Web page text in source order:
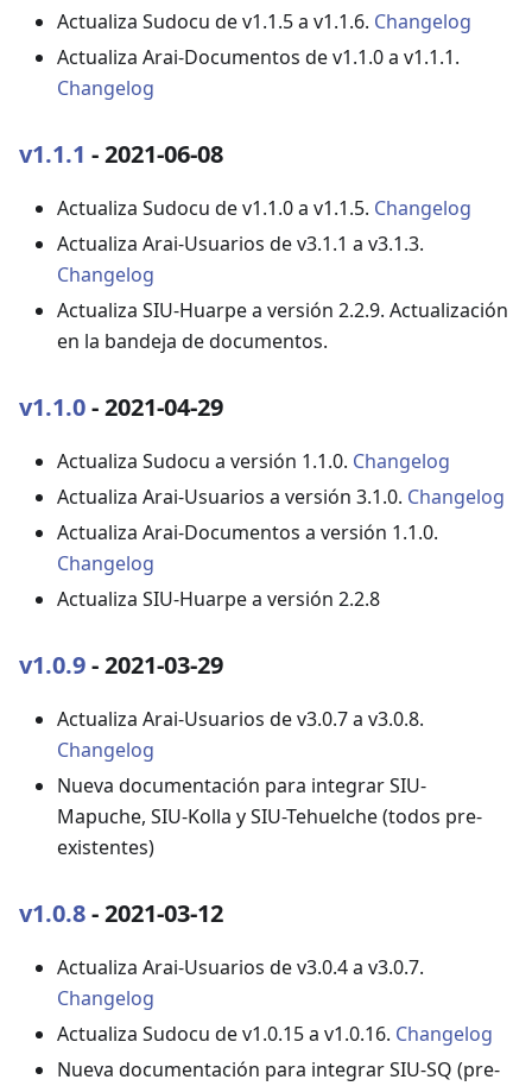
Actualiza Sudocu de v1.1.5 a v1.1.6. Changelog
Actualiza Arai-Documentos de v1.1.0 a v1.1.1.
Changelog
v1.1.1 - 2021-06-08
Actualiza Sudocu de v1.1.0 a v1.1.5. Changelog
Actualiza Arai-Usuarios de v3.1.1 a v3.1.3.
Changelog
Actualiza SIU-Huarpe a versión 2.2.9. Actualización
en la bandeja de documentos.
v1.1.0- 2021-04-29
Actualiza Sudocu a versión 1.1.0. Changelog
Actualiza Arai-Usuarios a versión 3.1.0. Changelog
Actualiza Arai-Documentos a versión 1.1.0.
Changelog
Actualiza SIU-Huarpe a versión 2.2.8
v1.0.9- 2021-03-29
Actualiza Arai-Usuarios de v3.0.7 a v3.0.8.
Changelog
Nueva documentación para integrar SIU-
Mapuche, SIU-Kolla y SIU-Tehuelche (todos pre-
existentes)
v1.0.8- 2021-03-12
Actualiza Arai-Usuarios de v3.0.4 a v3.0.7.
Changelog
Actualiza Sudocu de v1.0.15 a v1.0.16. Changelog
Nueva documentación para integrar SIU-SQ (pre-